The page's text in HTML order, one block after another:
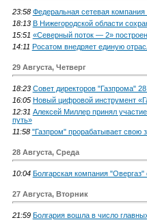
23:58 Федеральная сетевая
18:13 В Нижегородской области
15:51 «Северный поток — 2»
14:11 Росатом внедряет единую
29 Августа, Четверг
18:23 Совет директоров "Газпрома"
16:05 Новый цифровой инструмент
12:31 Алексей Миллер принял
путь»
11:58 "Газпром" прорабатывает свою
28 Августа, Среда
10:04 Болгарская компания
27 Августа, Вторник
21:59 Болгария вошла в число